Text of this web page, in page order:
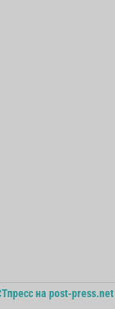
на post-press.net